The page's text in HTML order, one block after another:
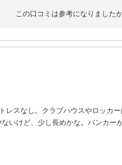
この口コミは参考になりました
レスなし。クラブハウスやロッカ
いけど、少し長めかな。バンカー